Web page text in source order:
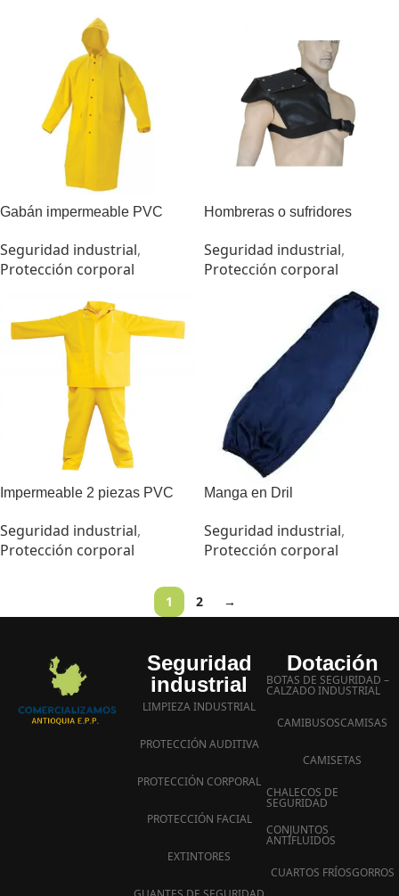
Gabán impermeable PVC
Seguridad industrial,
Protección corporal
Hombreras o sufridores
Seguridad industrial,
Protección corporal
Impermeable 2 piezas PVC
Seguridad industrial,
Protección corporal
Manga en Dril
Seguridad industrial,
Protección corporal
1 2 →
Seguridad
industrial
LIMPIEZA INDUSTRIAL
PROTECCIÓN AUDITIVA
PROTECCIÓN CORPORAL
PROTECCIÓN FACIAL
EXTINTORES
Dotación
BOTAS DE SEGURIDAD –
CALZADO INDUSTRIAL
CAMIBUSOSCAMISAS
CAMISETAS
CHALECOS DE
SEGURIDAD
CONJUNTOS
ANTIFLUIDOS
CUARTOS FRÍOSGORROS